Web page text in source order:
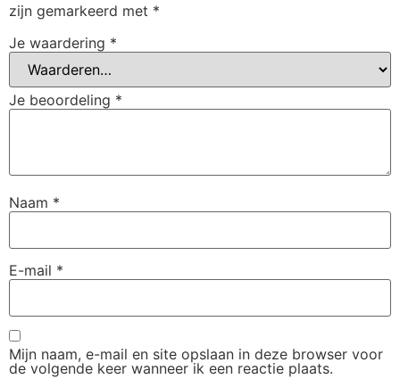
zijn gemarkeerd met *
Je waardering *
Je beoordeling *
Naam *
E-mail *
Mijn naam, e-mail en site opslaan in deze browser voor
de volgende keer wanneer ik een reactie plaats.